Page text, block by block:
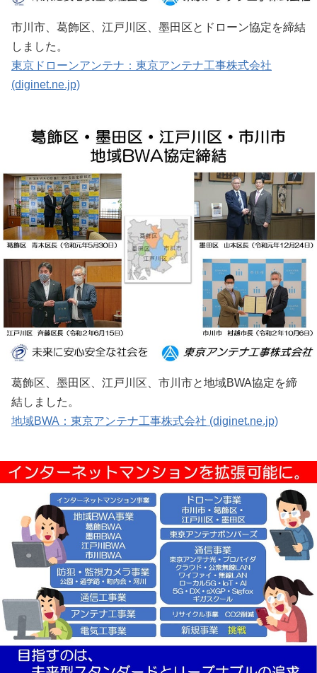
市川市、葛飾区、江戸川区、墨田区とドローン協定を締結
しました。
東京ドローンアンテナ：東京アンテナ工事株式会社
(diginet.ne.jp)
葛飾区、墨田区、江戸川区、市川市と地域BWA協定を締
結しました。
地域BWA：東京アンテナ工事株式会社 (diginet.ne.jp)